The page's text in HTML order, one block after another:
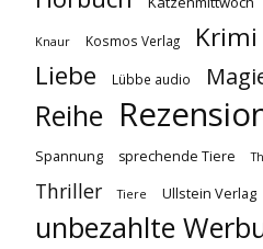
Knaur Kosmos Verlag Krimi
Liebe Lübbe audio
Reihe
Spannung sprechende Tiere
Thriller Tiere Ullstein Verlag
unbezahlte